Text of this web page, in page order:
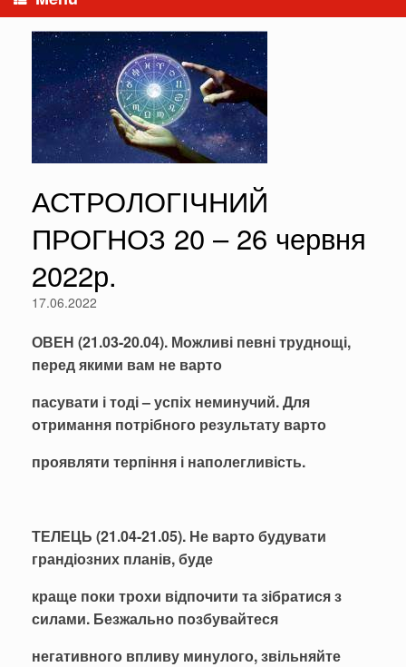
АСТРОЛОГІЧНИЙ
ПРОГНОЗ 20 – 26 червня
2022р.
17.06.2022
ОВЕН (21.03-20.04). Можливі певні труднощі,
перед якими вам не варто
пасувати і тоді – успіх неминучий. Для
отримання потрібного результату варто
проявляти терпіння і наполегливість.
ТЕЛЕЦЬ (21.04-21.05). Не варто будувати
грандіозних планів, буде
краще поки трохи відпочити та зібратися з
силами. Безжально позбувайтеся
негативного впливу минулого, звільняйте